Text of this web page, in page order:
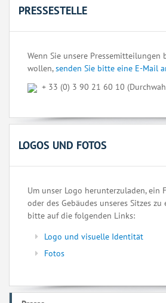
PRESSESTELLE
Wenn Sie unsere Pressemitteilungen
wollen,senden Sie bitte eine E-Mail
+ 33 (0) 3 90 21 60 10
LOGOS UND FOTOS
Um unser Logo herunterzuladen, ein
oder des Gebäudes unseres Sitzes
bitte auf die folgenden Links:
Logo und visuelle Identität
Fotos